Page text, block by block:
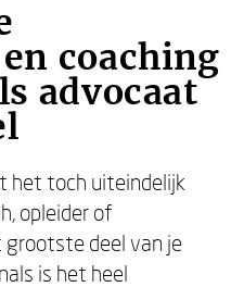
coaching
advocaat
het toch uiteindelijk
opleider of
deel van je
is het heel